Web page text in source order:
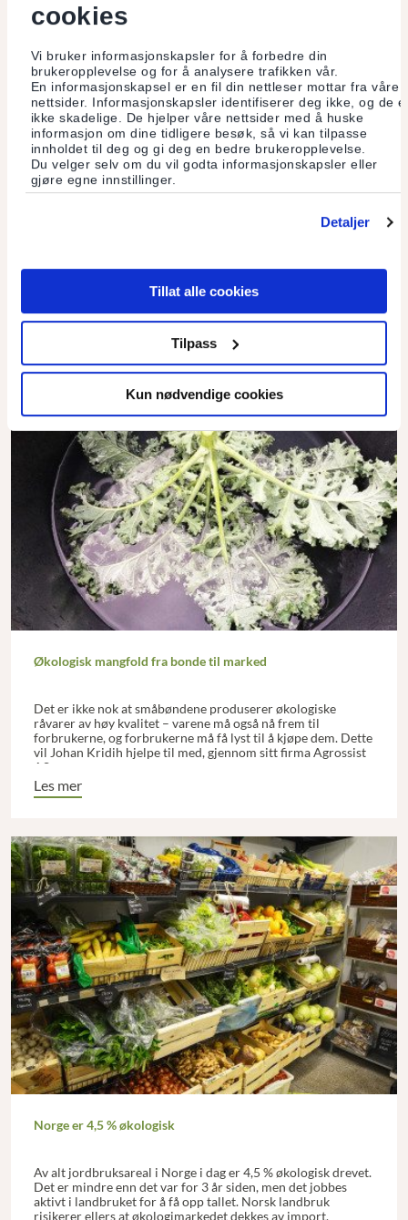
cookies
Vi bruker informasjonskapsler for å forbedre din
brukeropplevelse og for å analysere trafikken vår.
En informasjonskapsel er en fil din nettleser mottar fra våre
nettsider. Informasjonskapsler identifiserer deg ikke, og de
ikke skadelige. De hjelper våre nettsider med å huske
informasjon om dine tidligere besøk, så vi kan tilpasse
innholdet til deg og gi deg en bedre brukeropplevelse.
Du velger selv om du vil godta informasjonskapsler eller
gjøre egne innstillinger.
Detaljer
Tillat alle cookies
Tilpass
Kun nødvendige cookies
Holli mølle
forbrukere skal få sine varer, kan vi glede oss over at flere
møller er sertifisert til å bearbeide produktene. En av dem er
Les mer
Økologisk mangfold fra bonde til marked
Det er ikke nok at småbøndene produserer økologiske
råvarer av høy kvalitet – varene må også nå frem til
forbrukerne, og forbrukerne må få lyst til å kjøpe dem. Dette
vil Johan Kridih hjelpe til med, gjennom sitt firma Agrossist
AS.
Les mer
Norge er 4,5 % økologisk
Av alt jordbruksareal i Norge i dag er 4,5 % økologisk drevet.
Det er mindre enn det var for 3 år siden, men det jobbes
aktivt i landbruket for å få opp tallet. Norsk landbruk
risikerer ellers at økologimarkedet dekkes av import.